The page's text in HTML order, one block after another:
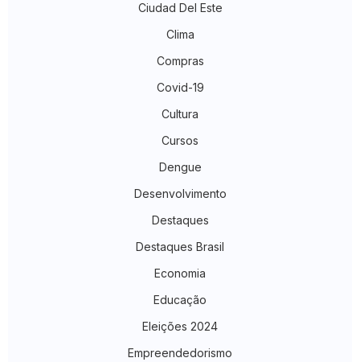
Ciudad Del Este
Clima
Compras
Covid-19
Cultura
Cursos
Dengue
Desenvolvimento
Destaques
Destaques Brasil
Economia
Educação
Eleições 2024
Empreendedorismo